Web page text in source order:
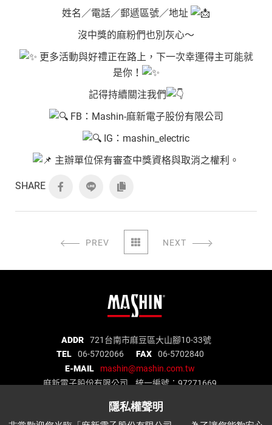
姓名／電話／郵遞區號／地址
沒中獎的麻粉們也別灰心～
更多活動與好禮正在路上，下一次幸運得主可能就
是你！
記得持續關注我們
FB：Mashin-麻新電子股份有限公司
IG：mashin_electric
主辦單位保有審查中獎資格與取消之權利。
SHARE
PREV NEXT
子
ADDR
721台南市麻豆區大山腳10-33號
TEL
06-5702066 FAX
06-5702840
E-MAIL
mashin@mashin.com.tw
麻新電子股份有限公司 統一編號：97271669
品質認證 最新消息